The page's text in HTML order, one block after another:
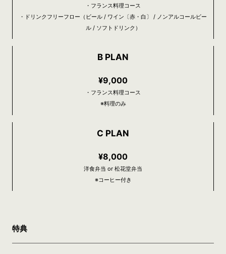
・フランス料理コース
・ドリンクフリーフロー（ビール / ワイン〔赤・白〕 / ノンアルコールビー
ル / ソフトドリンク）
B PLAN
¥9,000
・フランス料理コース
※料理のみ
C PLAN
¥8,000
洋食弁当 or 松花堂弁当
※コーヒー付き
特典